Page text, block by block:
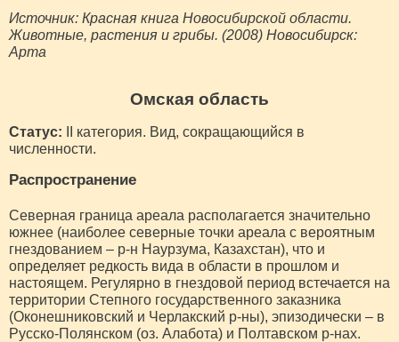
Источник: Красная книга Новосибирской области.
Животные, растения и грибы. (2008) Новосибирск:
Арта
Омская область
Статус: II категория. Вид, сокращающийся в
численности.
Распространение
Северная граница ареала располагается значительно
южнее (наиболее северные точки ареала с вероятным
гнездованием – р-н Наурзума, Казахстан), что и
определяет редкость вида в области в прошлом и
настоящем. Регулярно в гнездовой период встечается на
территории Степного государственного заказника
(Оконешниковский и Черлакский р-ны), эпизодически – в
Русско-Полянском (оз. Алабота) и Полтавском р-нах.